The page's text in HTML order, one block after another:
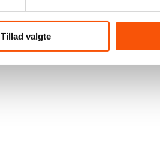
Tillad valgte